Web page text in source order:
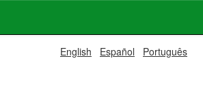
English Español Português